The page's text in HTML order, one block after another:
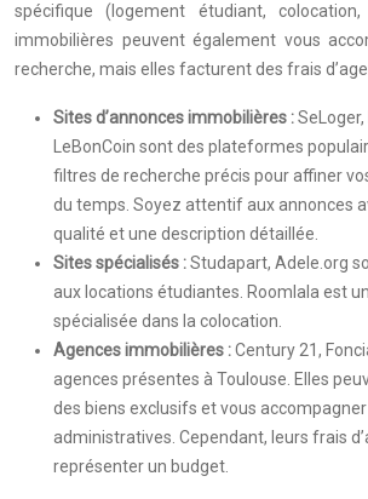
spécifique (logement étudiant,
immobilières peuvent également vous
recherche, mais elles facturent des frais
Sites d’annonces immobilières :
LeBonCoin sont des plateformes
filtres de recherche précis pour affiner
du temps. Soyez attentif aux annonces
qualité et une description détaillée.
Sites spécialisés :Studapart, Adele.org
aux locations étudiantes. Roomlala est
spécialisée dans la colocation.
Agences immobilières :Century 21,
agences présentes à Toulouse. Elles
des biens exclusifs et vous
administratives. Cependant, leurs frais
représenter un budget.